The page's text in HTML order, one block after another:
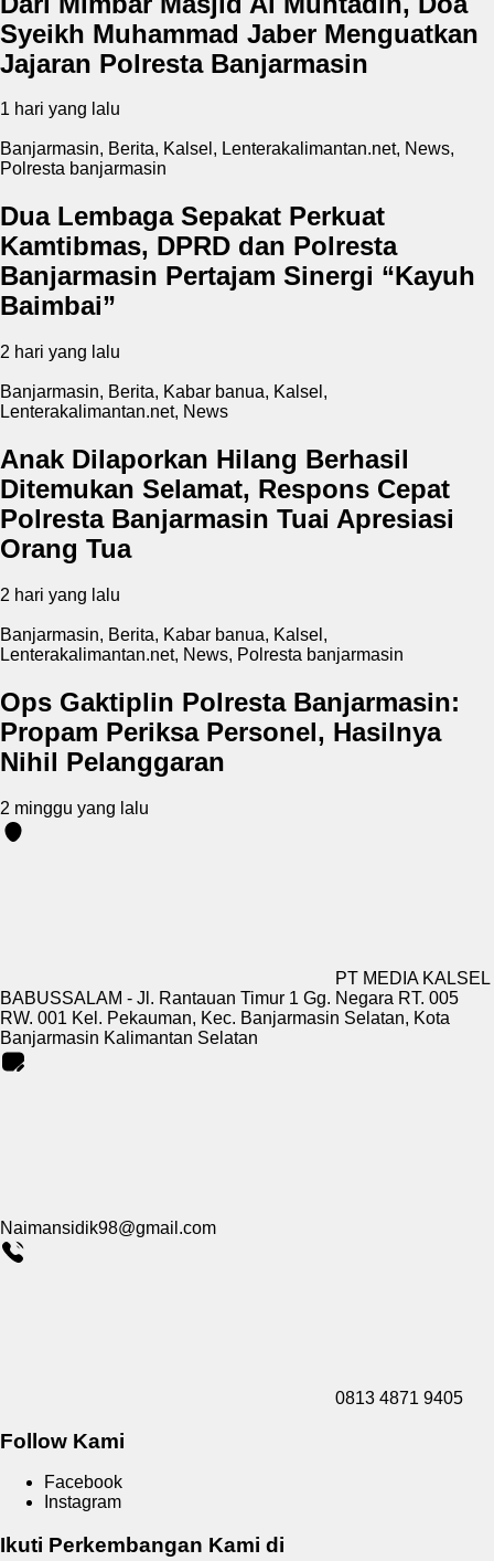
Syeikh Muhammad Jaber Menguatkan
Jajaran Polresta Banjarmasin
1 hari yang lalu
Banjarmasin, Berita, Kalsel , Lenterakalimantan.net, News,
Polresta banjarmasin
Dua Lembaga Sepakat Perkuat
Kamtibmas, DPRD dan Polresta
Banjarmasin Pertajam Sinergi “Kayuh
Baimbai”
2 hari yang lalu
Banjarmasin, Berita, Kabar banua, Kalsel ,
Lenterakalimantan.net, News
Anak Dilaporkan Hilang Berhasil
Ditemukan Selamat, Respons Cepat
Polresta Banjarmasin Tuai Apresiasi
Orang Tua
2 hari yang lalu
Banjarmasin, Berita, Kabar banua, Kalsel ,
Lenterakalimantan.net, News, Polresta banjarmasin
Ops Gaktiplin Polresta Banjarmasin:
Propam Periksa Personel, Hasilnya
Nihil Pelanggaran
2 minggu yang lalu
PT MEDIA KALSEL
BABUSSALAM - Jl. Rantauan Timur 1 Gg. Negara RT. 005
RW. 001 Kel. Pekauman, Kec. Banjarmasin Selatan, Kota
Banjarmasin Kalimantan Selatan
Naimansidik98@gmail.com
0813 4871 9405
Follow Kami
Facebook
Instagram
Ikuti Perkembangan Kami di